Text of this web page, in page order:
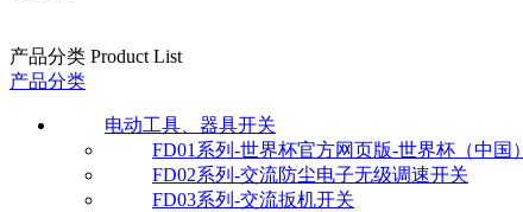
产品分类 Product List
产品分类
电动工具、器具开关
FD01系列-世界杯官方网页版-世界杯（中国）
FD02系列-交流防尘电子无级调速开关
FD03系列-交流扳机开关